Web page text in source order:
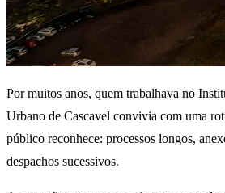
Por muitos anos, quem trabalhava no
Urbano de Cascavel convivia com uma
público reconhece: processos longos,
despachos sucessivos.